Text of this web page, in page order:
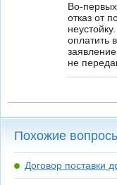
Во-
отказ от
оплатить
не
Похожие
Договор поставки